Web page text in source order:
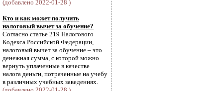
(добавлено 2022-01-28 )
Кто и как может получить
налоговый вычет за обучение?
Согласно статье 219 Налогового
Кодекса Российской Федерации,
налоговый вычет за обучение – это
денежная сумма, с которой можно
вернуть уплаченные в качестве
налога деньги, потраченные на учебу
в различных учебных заведениях.